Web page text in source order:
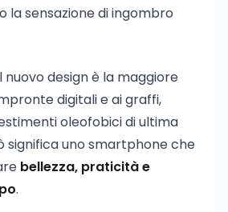
la sensazione di ingombro
nuovo design è la maggiore
digitali e ai graffi,
oleofobici di ultima
significa uno smartphone che
bellezza, praticità e
.